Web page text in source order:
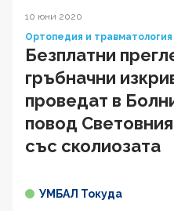
10 юни 2020
Ортопедия и травматология
Безплатни
гръбначни
проведат в
повод
със сколиозата
УМБАЛ Токуда